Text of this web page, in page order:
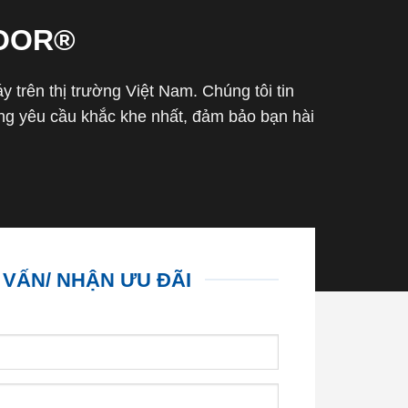
trên thị trường Việt Nam. Chúng tôi tin
yêu cầu khắc khe nhất, đảm bảo bạn hài
NHẬN ƯU ĐÃI